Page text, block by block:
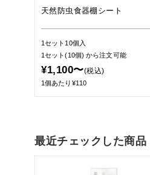
天然防虫食器棚シート
1セット10個入
1セット(10個)から注文可能
¥1,100〜(税込)
1個あたり¥110
最近チェックした商品